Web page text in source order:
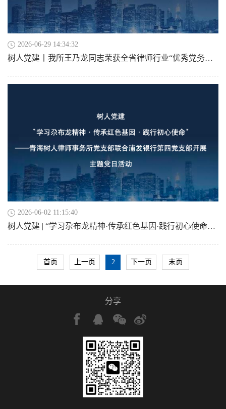
2026-06-29 14:34:32
树人党建丨我所王乃龙同志荣获全省律师行业“优秀党务工作者”荣誉称号
2026-06-02 11:15:40
树人党建 | “学习尕布龙精神·传承红色基因·践行初心使命”——青海树人律师事务所党支部联合浦发银行第四党支部开展主题党日活动
首页 上一页 2 下一页 末页
分享